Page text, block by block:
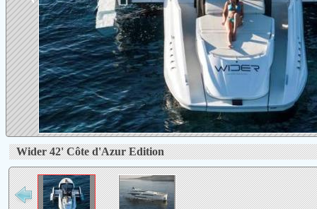
Wider 42' Côte d'Azur Edition